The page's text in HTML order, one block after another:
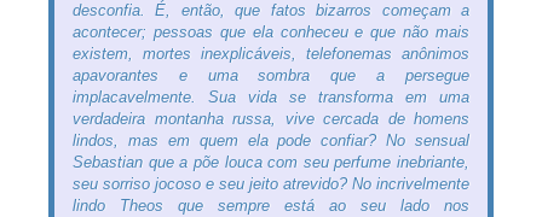
desconfia. É, então, que fatos bizarros começam a
acontecer; pessoas que ela conheceu e que não mais
existem, mortes inexplicáveis, telefonemas anônimos
apavorantes e uma sombra que a persegue
implacavelmente. Sua vida se transforma em uma
verdadeira montanha russa, vive cercada de homens
lindos, mas em quem ela pode confiar? No sensual
Sebastian que a põe louca com seu perfume inebriante,
seu sorriso jocoso e seu jeito atrevido? No incrivelmente
lindo Theos que sempre está ao seu lado nos